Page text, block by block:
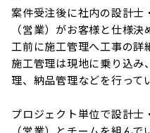
案件受注後に社内の設計士
（営業）がお客様と仕様
工前に施工管理へ工事の詳
施工管理は現地に乗り込み
理、納品管理などを行って
プロジェクト単位で設計士